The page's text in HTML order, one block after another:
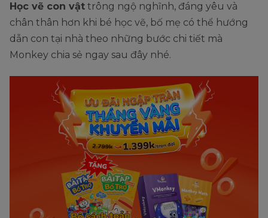
Học vẽ con vật trông ngộ nghĩnh, đáng yêu và
chân thân hơn khi bé học vẽ, bố mẹ có thể hướng
dẫn con tại nhà theo những bước chi tiết mà
Monkey chia sẻ ngay sau đây nhé.